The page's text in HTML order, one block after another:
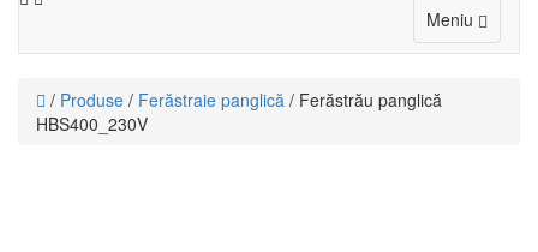
Meniu Toggle
/ Produse / Ferăstraie panglică / Ferăstrău panglică
HBS400_230V